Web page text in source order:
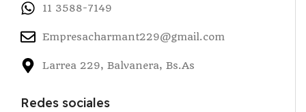
11 3588-7149
Empresacharmant229@gmail.com
Larrea 229, Balvanera, Bs.As
Redes sociales